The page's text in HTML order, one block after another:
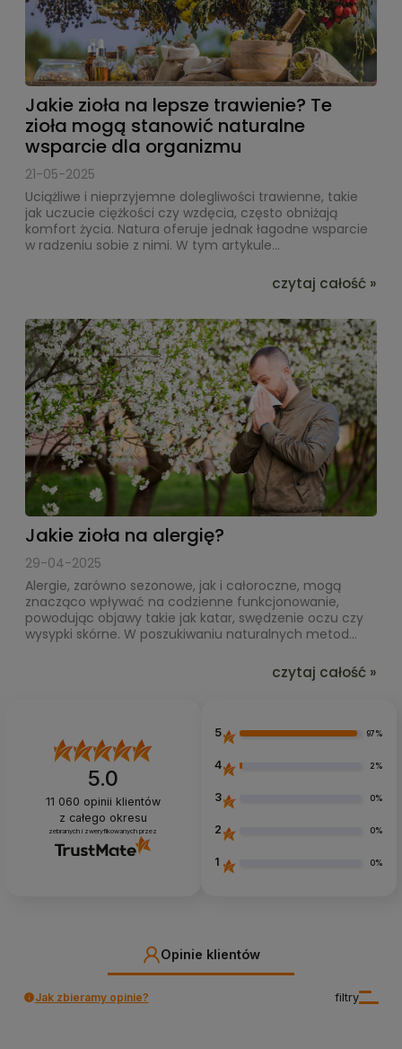
Jakie zioła na lepsze trawienie? Te
zioła mogą stanowić naturalne
wsparcie dla organizmu
21-05-2025
Uciążliwe i nieprzyjemne dolegliwości trawienne, takie
jak uczucie ciężkości czy wzdęcia, często obniżają
komfort życia. Natura oferuje jednak łagodne wsparcie
w radzeniu sobie z nimi. W tym artykule...
czytaj całość »
Jakie zioła na alergię?
29-04-2025
Alergie, zarówno sezonowe, jak i całoroczne, mogą
znacząco wpływać na codzienne funkcjonowanie,
powodując objawy takie jak katar, swędzenie oczu czy
wysypki skórne. W poszukiwaniu naturalnych metod...
czytaj całość »
5.0
11 060 opinii klientów
z całego okresu
zebranych i zweryfikowanych przez
5 97%
4 2%
3 0%
2 0%
1 0%
Opinie klientów
filtry
Jak zbieramy opinie?